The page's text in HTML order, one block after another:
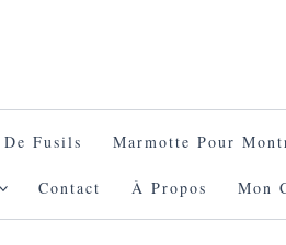
Fusils Marmotte Pour
Contact À Propos Mon